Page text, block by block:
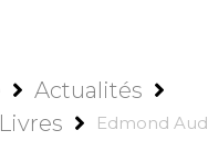
Actualités
Edmond